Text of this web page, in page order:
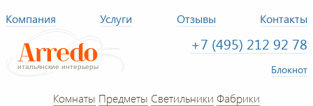
Компания Услуги Отзывы Контакты
+7 (495) 212 92 78
Блокнот
Комнаты Предметы Светильники Фабрики